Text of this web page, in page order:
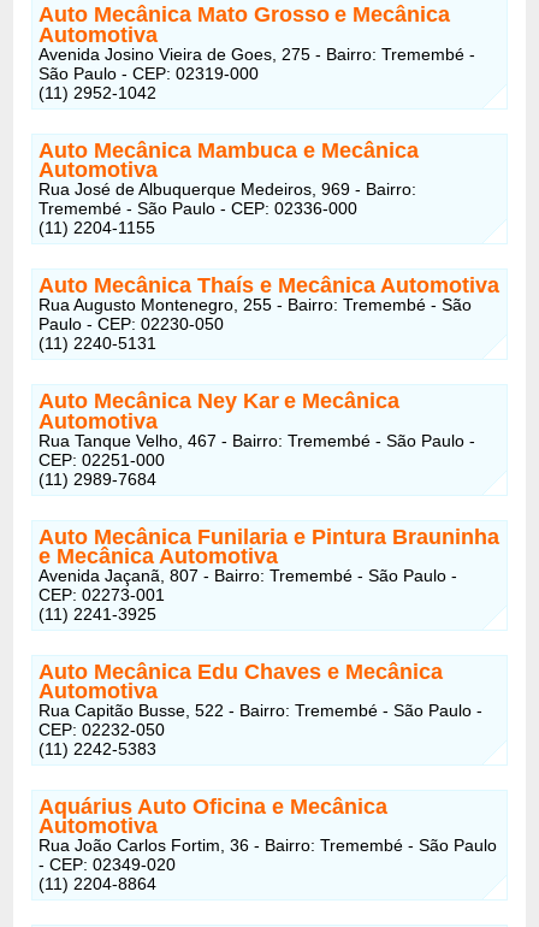
Auto Mecânica Mato Grosso e Mecânica
Automotiva
Avenida Josino Vieira de Goes, 275 - Bairro: Tremembé -
São Paulo - CEP: 02319-000
(11) 2952-1042
Auto Mecânica Mambucae Mecânica
Automotiva
Rua José de Albuquerque Medeiros, 969 - Bairro:
Tremembé - São Paulo - CEP: 02336-000
(11) 2204-1155
Auto Mecânica Thaíse Mecânica Automotiva
Rua Augusto Montenegro, 255 - Bairro: Tremembé - São
Paulo - CEP: 02230-050
(11) 2240-5131
Auto Mecânica Ney Kar e Mecânica
Automotiva
Rua Tanque Velho, 467 - Bairro: Tremembé - São Paulo -
CEP: 02251-000
(11) 2989-7684
Auto Mecânica Funilaria e Pintura Brauninha
e Mecânica Automotiva
Avenida Jaçanã, 807 - Bairro: Tremembé - São Paulo -
CEP: 02273-001
(11) 2241-3925
Auto Mecânica Edu Chaves e Mecânica
Automotiva
Rua Capitão Busse, 522 - Bairro: Tremembé - São Paulo -
CEP: 02232-050
(11) 2242-5383
Aquárius Auto Oficinae Mecânica
Automotiva
Rua João Carlos Fortim, 36 - Bairro: Tremembé - São Paulo
- CEP: 02349-020
(11) 2204-8864